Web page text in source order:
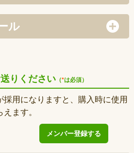
ル
りください （*は必須）
採用になりますと、購入時に使用
ます。
メンバー登録する